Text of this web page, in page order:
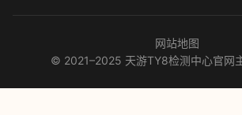
网站地图
© 2021–2025 天游TY8检测中心官网